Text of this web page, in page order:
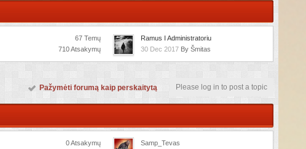
67 Temų
710 Atsakymų
Ramus I Administratoriu
30 Dec 2017 By Šmitas
Please log in to post a topic
Pažymėti forumą kaip perskaitytą
0 Atsakymų
Samp_Tevas